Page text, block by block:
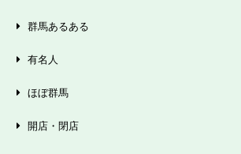
群馬あるある
有名人
ほぼ群馬
開店・閉店